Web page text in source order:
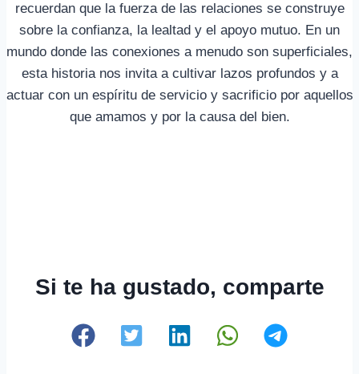
recuerdan que la fuerza de las relaciones se construye
sobre la confianza, la lealtad y el apoyo mutuo. En un
mundo donde las conexiones a menudo son superficiales,
esta historia nos invita a cultivar lazos profundos y a
actuar con un espíritu de servicio y sacrificio por aquellos
que amamos y por la causa del bien.
Si te ha gustado, comparte